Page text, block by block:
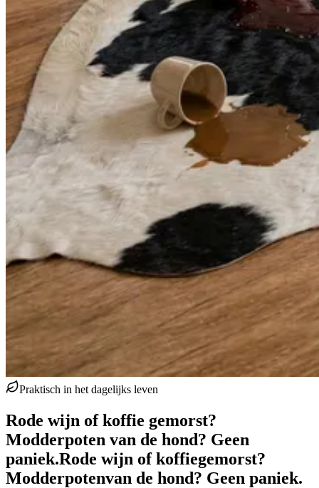
Praktisch in het dagelijks leven
Rode wijn of koffie gemorst?
Modderpoten van de hond? Geen
paniek.Rode wijn of koffiegemorst?
Modderpotenvan de hond? Geen paniek.